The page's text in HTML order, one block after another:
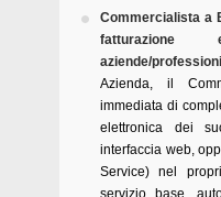
Commercialista a
aziende/
Azienda, il
immediata di
elettronica dei
interfaccia web,
Service) nel
servizio base,